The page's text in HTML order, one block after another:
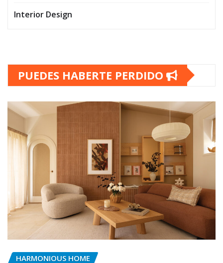
Interior Design
PUEDES HABERTE PERDIDO
HARMONIOUS HOME